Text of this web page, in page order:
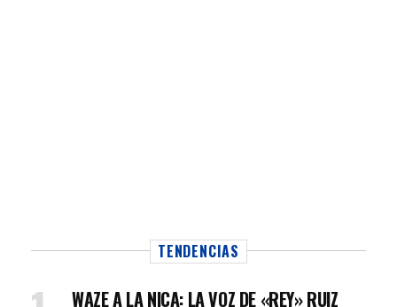
TENDENCIAS
WAZE A LA NICA: LA VOZ DE «REY» RUIZ